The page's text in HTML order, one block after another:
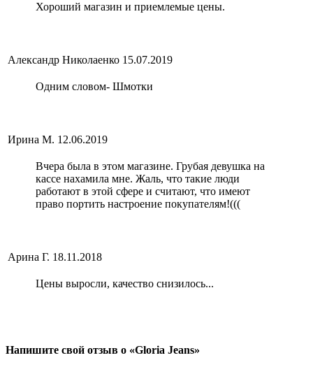
Хороший магазин и приемлемые цены.
Александр Николаенко 15.07.2019
Одним словом- Шмотки
Ирина М. 12.06.2019
Вчера была в этом магазине. Грубая девушка на
кассе нахамила мне. Жаль, что такие люди
работают в этой сфере и считают, что имеют
право портить настроение покупателям!(((
Арина Г. 18.11.2018
Цены выросли, качество снизилось...
Напишите свой отзыв о «Gloria Jeans»